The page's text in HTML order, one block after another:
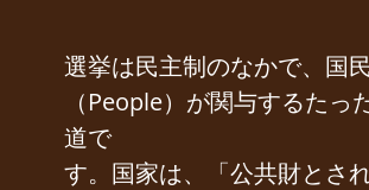
選挙は民主制のなかで、国民
（People）が関与するたっ
道で
す。国家は、「公共財とされ